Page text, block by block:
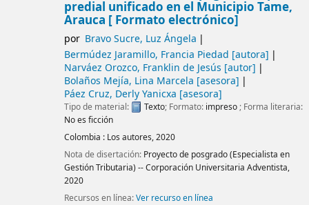
predial unificado en el Municipio Tame,
Arauca [ Formato electrónico]
por Bravo Sucre, Luz Ángela
Bermúdez Jaramillo, Francia Piedad [autora]
Narváez Orozco, Franklin de Jesús [autor]
Bolaños Mejía, Lina Marcela [asesora]
Páez Cruz, Derly Yanicxa [asesora]
Tipo de material: Texto; Formato: impreso ; Forma literaria:
No es ficción
Colombia : Los autores,2020
Nota de disertación: Proyecto de posgrado (Especialista en
Gestión Tributaria) -- Corporación Universitaria Adventista,
2020
Recursos en línea:Ver recurso en línea